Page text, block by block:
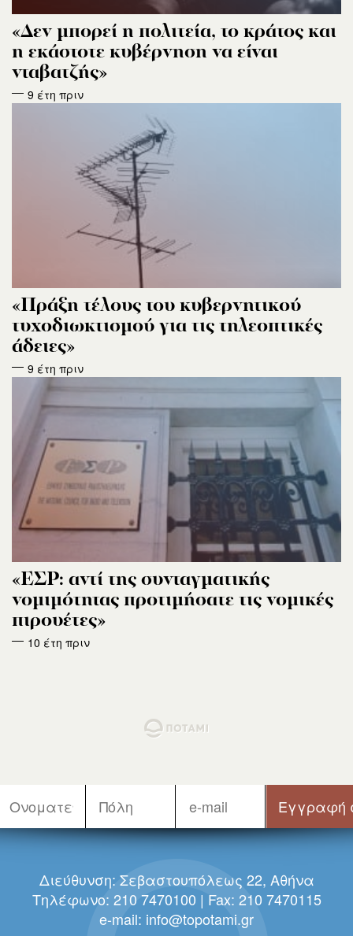
«Δεν μπορεί η πολιτεία, το κράτος και
η εκάστοτε κυβέρνηση να είναι
νταβατζής»
9 έτη πριν
«Πράξη τέλους του κυβερνητικού
τυχοδιωκτισμού για τις τηλεοπτικές
άδειες»
9 έτη πριν
«ΕΣΡ: αντί της συνταγματικής
νομιμότητας προτιμήσατε τις νομικές
πιρουέτες»
10 έτη πριν
Διεύθυνση: Σεβαστουπόλεως 22, Αθήνα
Τηλέφωνο: 210 7470100 | Fax: 210 7470115
e-mail: info@topotami.gr